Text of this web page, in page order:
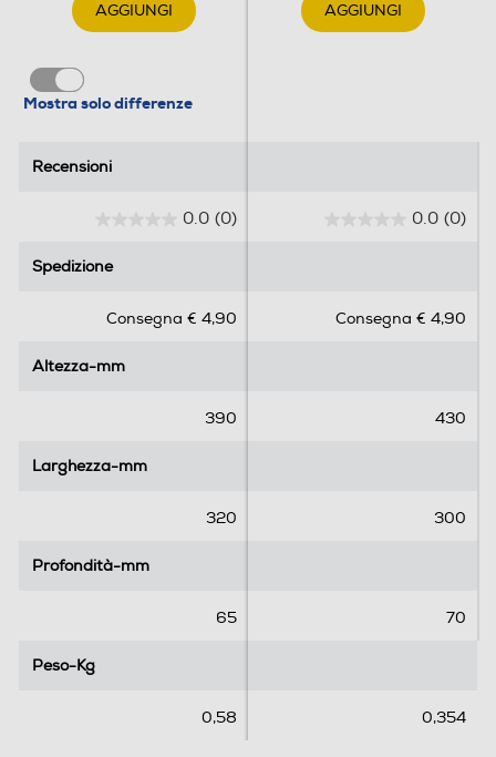
AGGIUNGI
Mostra solo differenze
AGGIUNGI
Recensioni
0.0 (0) 0.0 (0)
Spedizione
Consegna € 4,90 Consegna € 4,90
Altezza-mm
390 430
Larghezza-mm
320 300
Profondità-mm
65 70
Peso-Kg
0,58 0,354